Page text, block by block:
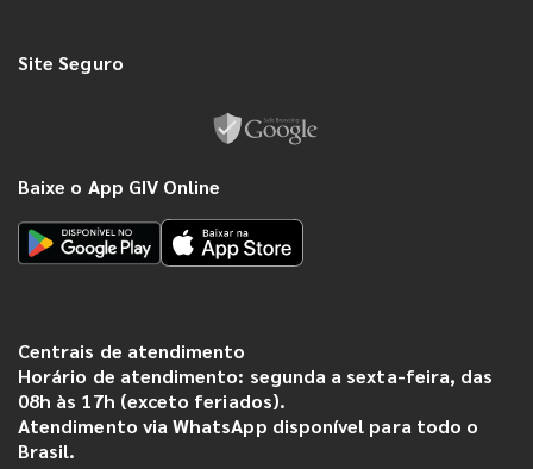
Site Seguro
Baixe o App GIV Online
Centrais de atendimento
Horário de atendimento: segunda a sexta-feira, das
08h às 17h (exceto feriados).
Atendimento via WhatsApp disponível para todo o
Brasil.